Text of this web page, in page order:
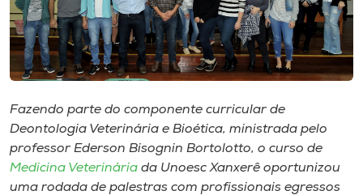
Rádio
Museu
Unoesc
Store
Fazendo parte do componente curricular de
Deontologia Veterinária e Bioética, ministrada pelo
professor Ederson Bisognin Bortolotto, o curso de
Medicina Veterinária da Unoesc Xanxerê oportunizou
uma rodada de palestras com profissionais egressos